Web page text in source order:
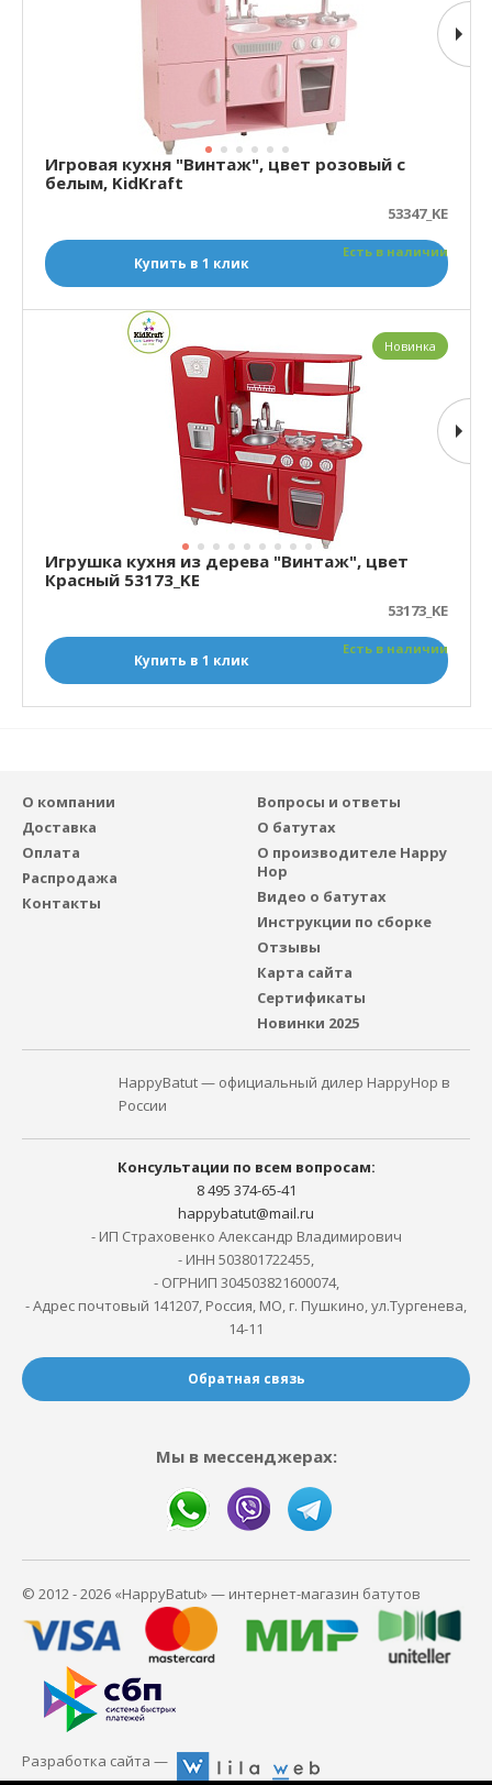
Игровая кухня "Винтаж", цвет розовый c
белым, KidKraft
53347_KE
Есть в наличии
Купить в 1 клик
Игрушка кухня из дерева "Винтаж", цвет
Красный 53173_KE
53173_KE
Есть в наличии
Купить в 1 клик
Новинка
О компании
Доставка
Оплата
Распродажа
Контакты
Вопросы и ответы
О батутах
О производителе Happy
Hop
Видео о батутах
Инструкции по сборке
Отзывы
Карта сайта
Сертификаты
Новинки 2025
HappyBatut — официальный дилер HappyHop в
России
Консультации по всем вопросам:
8 495 374-65-41
happybatut@mail.ru
- ИП Страховенко Александр Владимирович
- ИНН 503801722455,
- ОГРНИП 304503821600074,
- Адрес почтовый 141207, Россия, МО, г. Пушкино, ул.Тургенева,
14-11
Обратная связь
Мы в мессенджерах:
© 2012 - 2026 «HappyBatut» — интернет-магазин батутов
Разработка сайта —